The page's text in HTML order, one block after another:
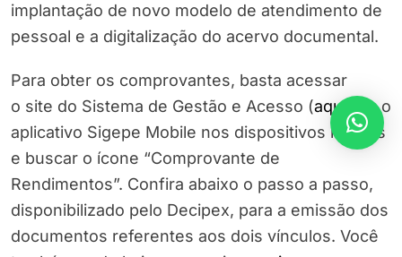
implantação de novo modelo de atendimento de
pessoal e a digitalização do acervo documental.
Para obter os comprovantes, basta acessar
o site do Sistema de Gestão e Acesso (aqui
) ou o
aplicativo Sigepe Mobile nos dispositivos móveis
e buscar o ícone “Comprovante de
Rendimentos”. Confira abaixo o passo a passo,
disponibilizado pelo Decipex, para a emissão dos
documentos referentes aos dois vínculos. Você